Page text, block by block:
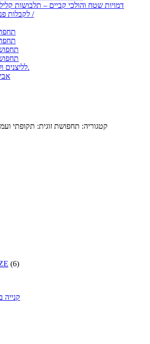
דמויות שטח והולכי קביים – תלבושות
לקבלות פנים /
לליצנים ולמפעילים.
קטגוריה: תחפושת זוגית: תקופתי
(6)
קנייה